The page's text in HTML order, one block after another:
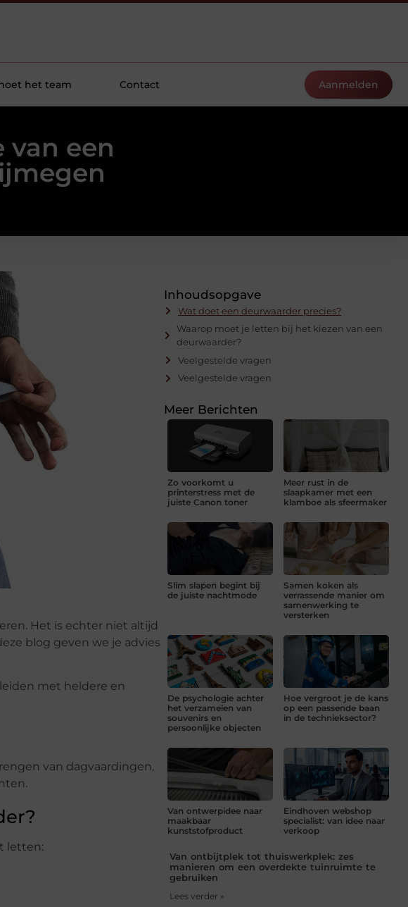
het team Contact Aanmelden
van een
Het is echter niet altijd
blog geven we je advies
met heldere en
van dagvaardingen,
letten:
Inhoudsopgave
Wat doet een deurwaarder precies?
Waarop moet je letten bij het kiezen van een
deurwaarder?
Veelgestelde vragen
Veelgestelde vragen
Meer Berichten
Zo voorkomt u
printerstress met de
juiste Canon toner
Meer rust in de
slaapkamer met een
klamboe als sfeermaker
Slim slapen begint bij
de juiste nachtmode
Samen koken als
verrassende manier om
samenwerking te
versterken
De psychologie achter
het verzamelen van
souvenirs en
persoonlijke objecten
Hoe vergroot je de kans
op een passende baan
in de technieksector?
Van ontwerpidee naar
maakbaar
kunststofproduct
Eindhoven webshop
specialist: van idee naar
verkoop
Van ontbijtplek tot thuiswerkplek: zes
manieren om een overdekte tuinruimte te
gebruiken
Lees verder »